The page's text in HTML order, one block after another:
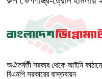
অঐতর্বর্তী সরকার থেকে আইনি
বিএনপি সরকারের বাস্তবায়ন